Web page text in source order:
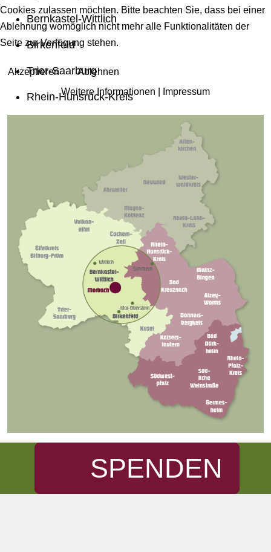
Bernkastel-Wittlich
Birkenfeld
Trier-Saarburg
Rhein-Hunsrück-Kreis
SPENDEN
Cookies zulassen möchten. Bitte beachten Sie, dass bei einer
Ablehnung womöglich nicht mehr alle Funktionalitäten der
Seite zur Verfügung stehen.
Akzeptieren
Ablehnen
Weitere Informationen
Impressum